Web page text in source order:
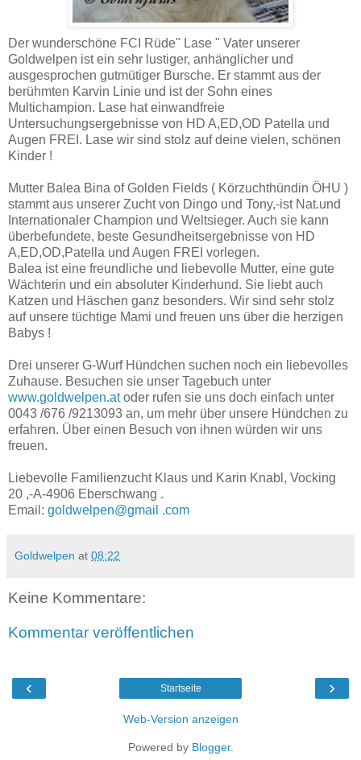
Der wunderschöne FCI Rüde" Lase " Vater unserer
Goldwelpen ist ein sehr lustiger, anhänglicher und
ausgesprochen gutmütiger Bursche. Er stammt aus der
berühmten Karvin Linie und ist der Sohn eines
Multichampion. Lase hat einwandfreie
Untersuchungsergebnisse von HD A,ED,OD Patella und
Augen FREI. Lase wir sind stolz auf deine vielen, schönen
Kinder !
Mutter Balea Bina of Golden Fields ( Körzuchthündin ÖHU )
stammt aus unserer Zucht von Dingo und Tony,-ist Nat.und
Internationaler Champion und Weltsieger. Auch sie kann
überbefundete, beste Gesundheitsergebnisse von HD
A,ED,OD,Patella und Augen FREI vorlegen.
Balea ist eine freundliche und liebevolle Mutter, eine gute
Wächterin und ein absoluter Kinderhund. Sie liebt auch
Katzen und Häschen ganz besonders. Wir sind sehr stolz
auf unsere tüchtige Mami und freuen uns über die herzigen
Babys !
Drei unserer G-Wurf Hündchen suchen noch ein liebevolles
Zuhause. Besuchen sie unser Tagebuch unter
www.goldwelpen.at oder rufen sie uns doch einfach unter
0043 /676 /9213093 an, um mehr über unsere Hündchen zu
erfahren. Über einen Besuch von ihnen würden wir uns
freuen.
Liebevolle Familienzucht Klaus und Karin Knabl, Vocking
20 ,-A-4906 Eberschwang .
Email: goldwelpen@gmail .com
Goldwelpen at 08:22
Keine Kommentare:
Kommentar veröffentlichen
‹ ›
Startseite
Web-Version anzeigen
Powered by Blogger.